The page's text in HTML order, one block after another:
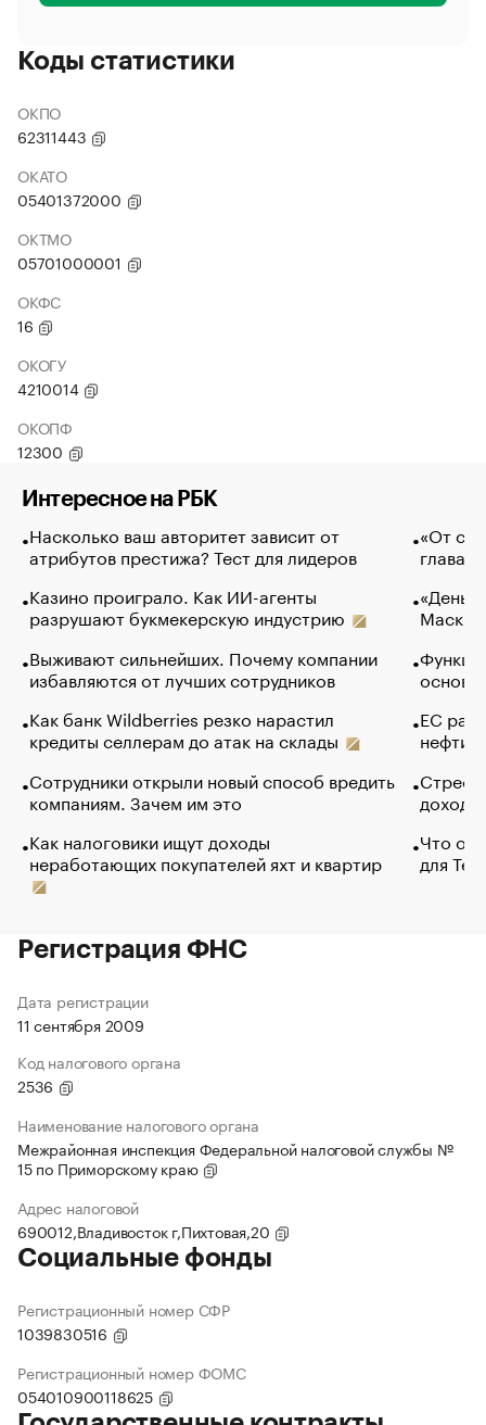
Коды статистики
ОКПО
62311443
ОКАТО
05401372000
ОКТМО
05701000001
ОКФС
16
ОКОГУ
4210014
ОКОПФ
12300
Интересное на РБК
Насколько ваш авторитет зависит от
атрибутов престижа? Тест для лидеров
Казино проиграло. Как ИИ-агенты
разрушают букмекерскую индустрию
Выживают сильнейших. Почему компании
избавляются от лучших сотрудников
Как банк Wildberries резко нарастил
кредиты селлерам до атак на склады
Сотрудники открыли новый способ вредить
компаниям. Зачем им это
Как налоговики ищут доходы
неработающих покупателей яхт и квартир
«От
глава
Маск в
основ
ЕС
нефти
Что
для
Регистрация ФНС
Дата регистрации
11 сентября 2009
Код налогового органа
2536
Наименование налогового органа
Межрайонная инспекция Федеральной налоговой службы №
15 по Приморскому краю
Адрес налоговой
690012,Владивосток г,Пихтовая,20
Социальные фонды
Регистрационный номер СФР
1039830516
Регистрационный номер ФОМС
054010900118625